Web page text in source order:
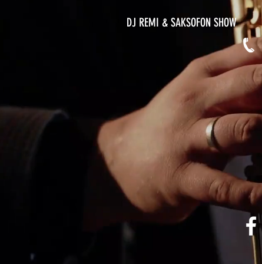
DJ REMI & SAKSOFON SHOW